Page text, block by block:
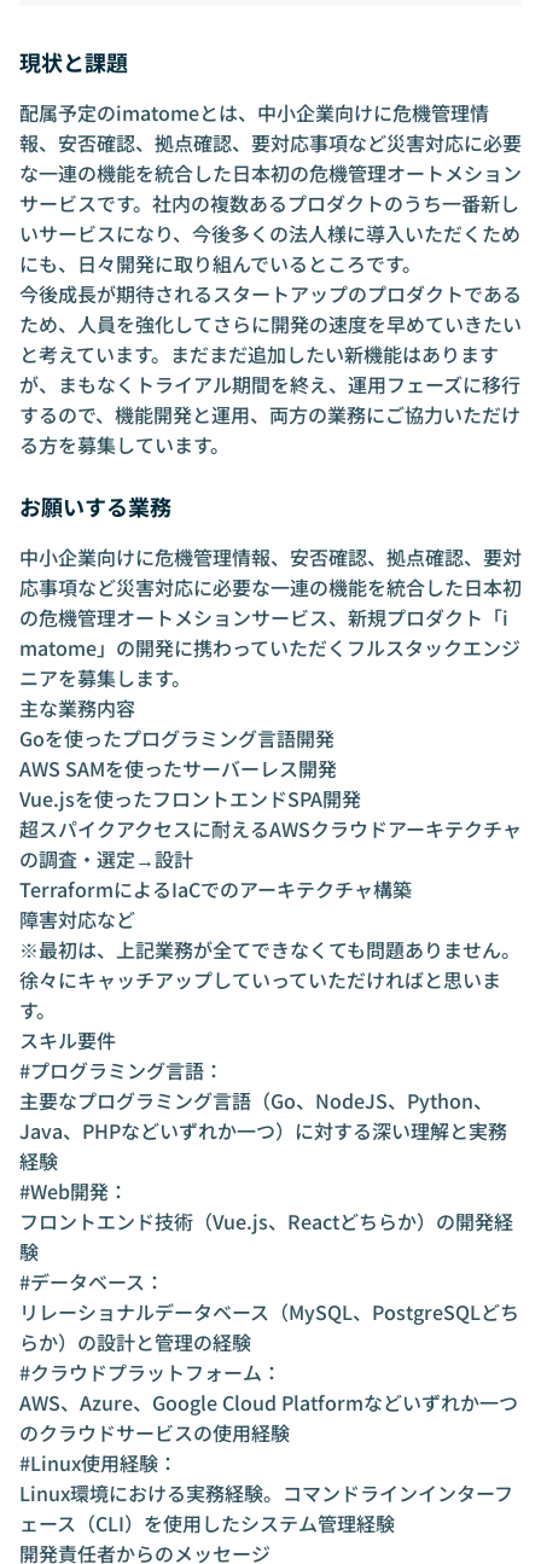
現状と課題
配属予定のimatomeとは、中小企業向けに危機管理情
報、安否確認、拠点確認、要対応事項など災害対応に必要
な一連の機能を統合した日本初の危機管理オートメション
サービスです。社内の複数あるプロダクトのうち一番新し
いサービスになり、今後多くの法人様に導入いただくため
にも、日々開発に取り組んでいるところです。
今後成長が期待されるスタートアップのプロダクトである
ため、人員を強化してさらに開発の速度を早めていきたい
と考えています。まだまだ追加したい新機能はあります
が、まもなくトライアル期間を終え、運用フェーズに移行
するので、機能開発と運用、両方の業務にご協力いただけ
る方を募集しています。
お願いする業務
中小企業向けに危機管理情報、安否確認、拠点確認、要対
応事項など災害対応に必要な一連の機能を統合した日本初
の危機管理オートメションサービス、新規プロダクト「i
matome」の開発に携わっていただくフルスタックエンジ
ニアを募集します。
主な業務内容
Goを使ったプログラミング言語開発
AWS SAMを使ったサーバーレス開発
Vue.jsを使ったフロントエンドSPA開発
超スパイクアクセスに耐えるAWSクラウドアーキテクチャ
の調査・選定→設計
TerraformによるIaCでのアーキテクチャ構築
障害対応など
※最初は、上記業務が全てできなくても問題ありません。
徐々にキャッチアップしていっていただければと思いま
す。
スキル要件
#プログラミング言語：
主要なプログラミング言語（Go、NodeJS、Python、
Java、PHPなどいずれか一つ）に対する深い理解と実務
経験
#Web開発：
フロントエンド技術（Vue.js、Reactどちらか）の開発経
験
#データベース：
リレーショナルデータベース（MySQL、PostgreSQLどち
らか）の設計と管理の経験
#クラウドプラットフォーム：
AWS、Azure、Google Cloud Platformなどいずれか一つ
のクラウドサービスの使用経験
#Linux使用経験：
Linux環境における実務経験。コマンドラインインターフ
ェース（CLI）を使用したシステム管理経験
開発責任者からのメッセージ